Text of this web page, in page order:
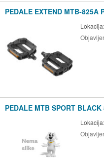
PEDALE EXTEND MTB-825A
Lokacija:
PEDALE MTB SPORT
Lokacija: